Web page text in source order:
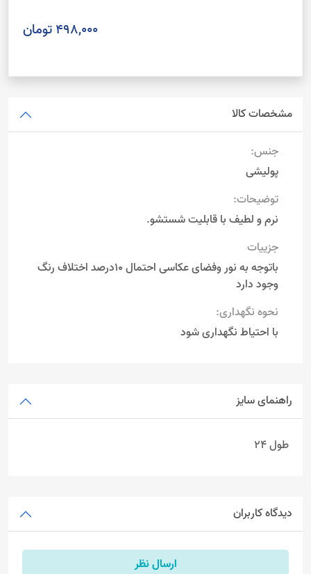
498,000 تومان
مشخصات کالا
جنس:
پولیشی
توضیحات:
نرم و لطیف با قابلیت شستشو.
جزییات
باتوجه به نور وفضای عکاسی احتمال 10درصد اختلاف رنگ
وجود دارد
نحوه نگهداری:
با احتیاط نگهداری شود
راهنمای سایز
طول 24
دیدگاه کاربران
ارسال نظر